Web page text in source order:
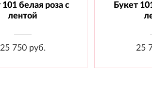
Роза 70 см - 101 шт.,
Лента.
101 белая роза с
лентой
25 750 руб.
Состав:
Букет
25